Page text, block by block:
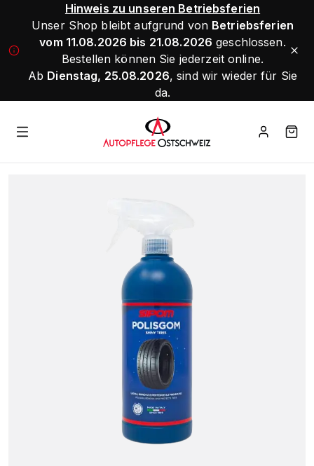
Hinweis zu unseren Betriebsferien
Unser Shop bleibt aufgrund von Betriebsferien
vom 11.08.2026 bis 21.08.2026 geschlossen.
Bestellen können Sie jederzeit online.
Ab Dienstag, 25.08.2026, sind wir wieder für Sie
da.